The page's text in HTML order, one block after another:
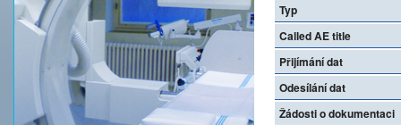
Typ
Called AE title
Přijímání dat
Odesílání dat
Žádosti o dokumentaci